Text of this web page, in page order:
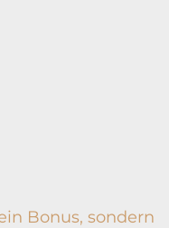
Bonus, sondern